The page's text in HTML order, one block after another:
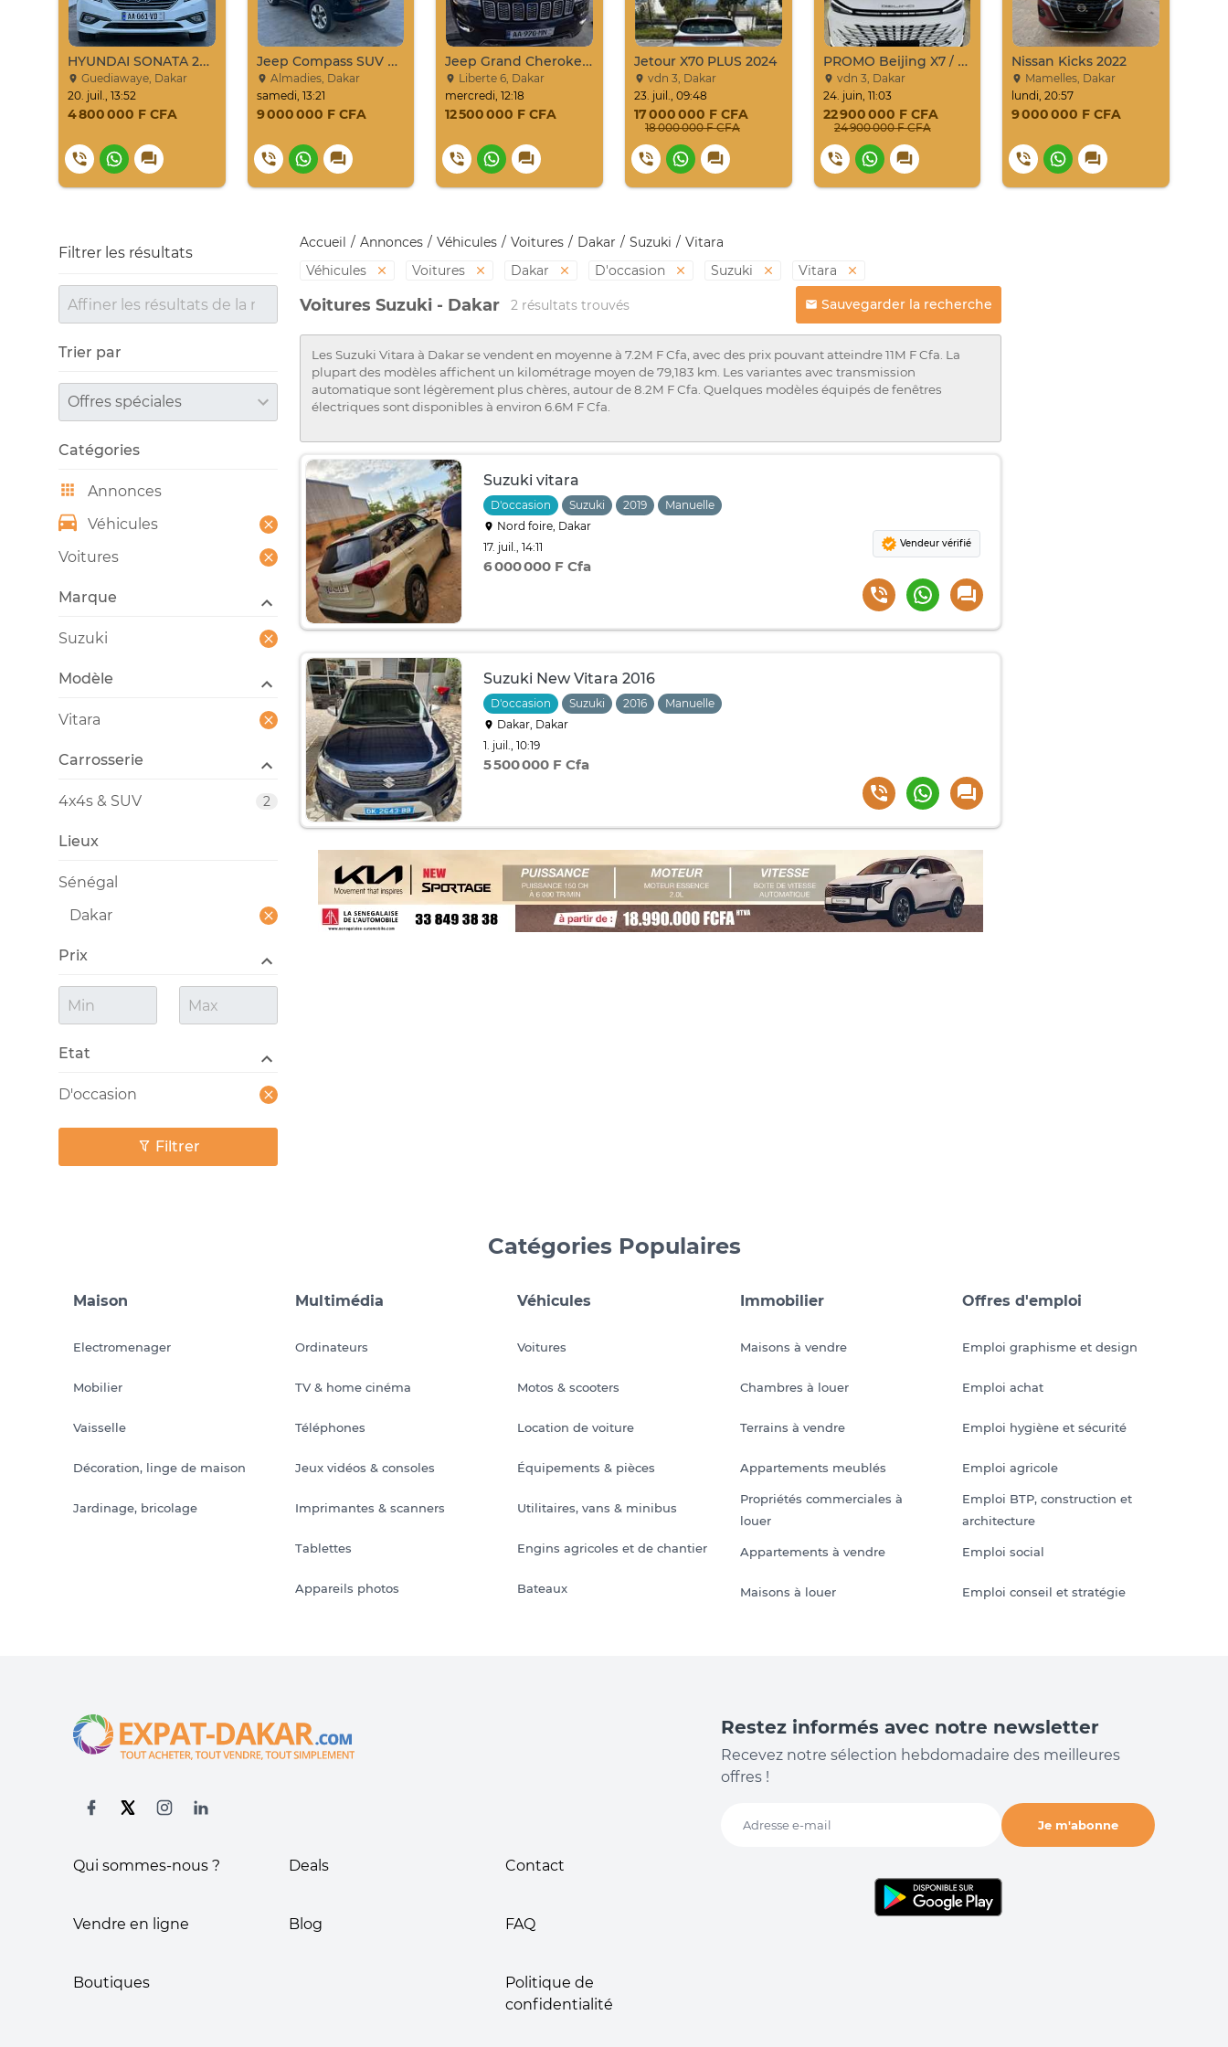
HYUNDAI SONATA 2016
Guediawaye, Dakar
20. juil., 13:52
4 800 000 F CFA
Jeep Compass SUV Noir Essence Automatique
Almadies, Dakar
samedi, 13:21
9 000 000 F CFA
Jeep Grand Cherokee Overland 2019 À Vendre
Liberte 6, Dakar
mercredi, 12:18
12 500 000 F CFA
Jetour X70 PLUS 2024
vdn 3, Dakar
23. juil., 09:48
17 000 000 F CFA
18 000 000 F CFA
PROMO Beijing X7 / 2025
vdn 3, Dakar
24. juin, 11:03
22 900 000 F CFA
24 900 000 F CFA
Nissan Kicks 2022
Mamelles, Dakar
lundi, 20:57
9 000 000 F CFA
Accueil Annonces Véhicules Voitures Dakar Suzuki
Vitara
Véhicules
Voitures Dakar D'occasion Suzuki Vitara
Voitures Suzuki - Dakar 2 résultats trouvés Sauvegarder la recherche
Les Suzuki Vitara à Dakar se vendent en moyenne à 7.2M F Cfa, avec des prix pouvant atteindre 11M F Cfa. La
plupart des modèles affichent un kilométrage moyen de 79,183 km. Les variantes avec transmission
automatique sont légèrement plus chères, autour de 8.2M F Cfa. Quelques modèles équipés de fenêtres
électriques sont disponibles à environ 6.6M F Cfa.
Suzuki vitara
D'occasion Suzuki 2019
Manuelle
Nord foire, Dakar
17. juil., 14:11
6 000 000 F Cfa
Vendeur vérifié
Suzuki New Vitara 2016
D'occasion Suzuki 2016
Manuelle
Dakar, Dakar
1. juil., 10:19
5 500 000 F Cfa
Filtrer les résultats
Trier par
Trier par
Catégories
Annonces
Véhicules
Voitures
Lieux
Sénégal
Dakar
Prix
Etat
D'occasion
Marque
Suzuki
Modèle
Vitara
Carrosserie
2
4x4s & SUV
Filtrer
Catégories Populaires
Maison
Electromenager
Mobilier
Vaisselle
Décoration, linge de maison
Jardinage, bricolage
Multimédia
Ordinateurs
TV & home cinéma
Téléphones
Jeux vidéos & consoles
Imprimantes & scanners
Tablettes
Appareils photos
Véhicules
Voitures
Motos & scooters
Location de voiture
Équipements & pièces
Utilitaires, vans & minibus
Engins agricoles et de chantier
Bateaux
Immobilier
Maisons à vendre
Chambres à louer
Terrains à vendre
Appartements meublés
Propriétés commerciales à
louer
Appartements à vendre
Maisons à louer
Offres d'emploi
Emploi graphisme et design
Emploi achat
Emploi hygiène et sécurité
Emploi agricole
Emploi BTP, construction et
architecture
Emploi social
Emploi conseil et stratégie
Qui sommes-nous ?
Vendre en ligne
Boutiques
Deals
Blog
Contact
FAQ
Politique de
confidentialité
Restez informés avec notre newsletter
Recevez notre sélection hebdomadaire des meilleures
offres !
Adresse e-mail
Je m'abonne